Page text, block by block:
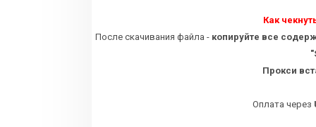
Как
После скачивания файла - копируйте все
Прокси
Оплата через